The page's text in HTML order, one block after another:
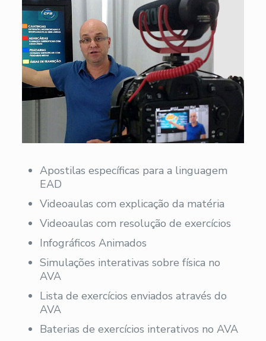
Apostilas específicas para a linguagem
EAD
Videoaulas com explicação da matéria
Videoaulas com resolução de exercícios
Infográficos Animados
Simulações interativas sobre física no
AVA
Lista de exercícios enviados através do
AVA
Baterias de exercícios interativos no AVA